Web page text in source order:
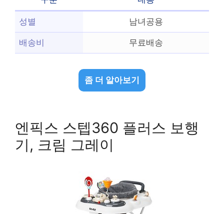
성별 남녀공용
배송비 무료배송
좀 더 알아보기
엔픽스 스텝360 플러스 보행
기, 크림 그레이